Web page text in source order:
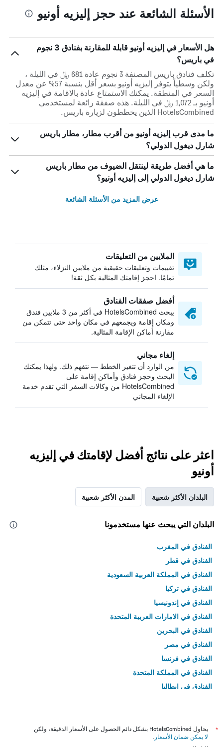
الأسئلة الشائعة عند حجز إليزيه أونيو
هل الأسعار في إليزيه أونيو قابلة للمقارنة بفنادق 3 نجوم
في باريس؟
تكلف فنادق باريس المصنفة 3 نجوم عادة 681 ﷼ في الليلة ،
ولكن وسطياً يتوفر إليزيه أونيو بسعر أقل بنسبة 57% عن معدل
السعر في المنطقة. يمكنك الاستمتاع عادة بالاقامة في إليزيه
أونيو بـ 1,072 ﷼ في الليلة. هذه صفقة رائعة لمستخدمي
HotelsCombined الذين يخططون لزيارة باريس.
ما مدى قرب إليزيه أونيو من أقرب مطار، مطار باريس
شارل ديغول الدولي؟
ما هي أفضل طريقة لينتقل الضيوف من مطار باريس
شارل ديغول الدولي إلى إليزيه أونيو؟
عرض المزيد من الأسئلة الشائعة
الملايين من التعليقات
تقييمات وتعليقات حقيقية من ملايين النزلاء، مثلك
تمامًا. احجز إقامتك المثالية بكل ثقة!
أفضل صفقات الفنادق
يبحث HotelsCombined في أكثر من 3 ملايين فندق
ومكان إقامة ويجمعهم في مكان واحد حتى تتمكن من
مقارنة أماكن الإقامة المثالية.
إلغاء مجاني
من الوارد أن تتغير الخطط — نتفهم ذلك. ولهذا يمكنك
البحث وحجز فنادق وأماكن إقامة على
HotelsCombined من وكالات السفر التي تقدم خدمة
الإلغاء المجاني
اعثر على نتائج أفضل لإقامتك في إليزيه
أونيو
البلدان الأكثر شعبية المدن الأكثر شعبية
البلدان التي يبحث عنها مستخدمونا
الفنادق في المغرب
الفنادق في قطر
الفنادق في المملكة العربية السعودية
الفنادق في تركيا
الفنادق في إندونيسيا
الفنادق في الامارات العربية المتحدة
الفنادق في البحرين
الفنادق في مصر
الفنادق في فرنسا
الفنادق في المملكة المتحدة
الفنادق في إيطاليا
*
يحاول HotelsCombined بشكل دائم الحصول على الأسعار الدقيقة، ولكن
لا يمكن ضمان الأسعار .